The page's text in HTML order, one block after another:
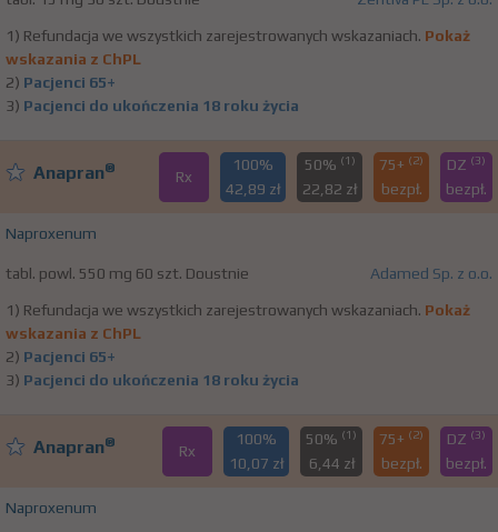
1) Refundacja we wszystkich zarejestrowanych wskazaniach. Pokaż
wskazania z ChPL
2) Pacjenci 65+
3) Pacjenci do ukończenia 18 roku życia
Anapran® Rx
100%
42,89 zł
50% (1)
22,82 zł
75+ (2)
bezpł.
DZ (3)
bezpł.
Naproxenum
tabl. powl. 550 mg 60 szt. Doustnie Adamed Sp. z o.o.
1) Refundacja we wszystkich zarejestrowanych wskazaniach. Pokaż
wskazania z ChPL
2) Pacjenci 65+
3) Pacjenci do ukończenia 18 roku życia
Anapran® Rx
100%
10,07 zł
50% (1)
6,44 zł
75+ (2)
bezpł.
DZ (3)
bezpł.
Naproxenum